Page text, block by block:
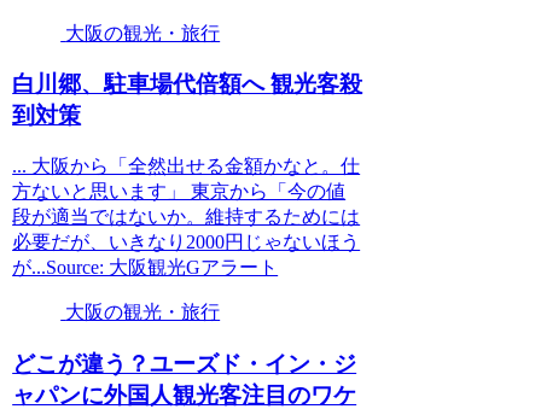
大阪の観光・旅行
白川郷、駐車場代倍額へ観光客殺
到対策
... 大阪から「全然出せる金額かなと。仕
方ないと思います」 東京から「今の値
段が適当ではないか。維持するためには
必要だが、いきなり2000円じゃないほう
が...Source: 大阪観光Gアラート
大阪の観光・旅行
どこが違う？ユーズド・イン・ジ
ャパンに外国人観光客注目のワケ